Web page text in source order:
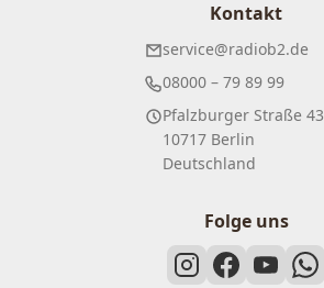
Kontakt
service@radiob2.de
08000 – 79 89 99
Pfalzburger Straße
10717 Berlin
Deutschland
Folge uns